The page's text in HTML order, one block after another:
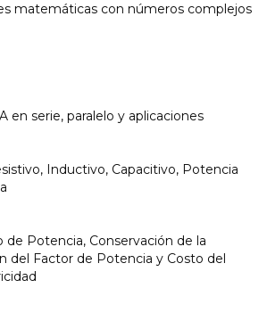
matemáticas con números complejos
en serie, paralelo y aplicaciones
Inductivo, Capacitivo, Potencia
de Potencia, Conservación de la
del Factor de Potencia y Costo del